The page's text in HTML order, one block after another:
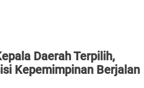
Daerah Terpilih,
Kepemimpinan Berjalan